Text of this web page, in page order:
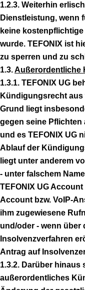
1.2.3. Weiterhin
Dienstleistung, wenn
keine
wurde. TEFONIX ist
zu sperren und zu
1.3.Außerordentliche
1.3.1. TEFONIX UG
Kündigungsrecht
Grund liegt
gegen seine
und es TEFONIX UG
Ablauf der
liegt unter anderem
- unter falschem
TEFONIX UG
Account bzw. VoIP-
ihm zugewiesene
und/oder - wenn über
Insolvenzverfahren
Antrag auf
1.3.2. Darüber hinaus
außerordentliches